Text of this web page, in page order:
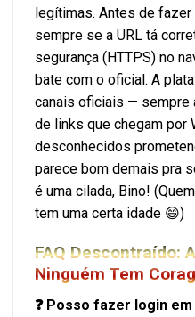
legítimas. Antes de
sempre se a URL tá
segurança (HTTPS) no
bate com o oficial. A
canais oficiais — sempre
de links que chegam por
desconhecidos
parece bom demais pra
é uma cilada, Bino!
tem uma certa idade 😄)
FAQ Descontraído:
Ninguém Tem
❓ Posso fazer login